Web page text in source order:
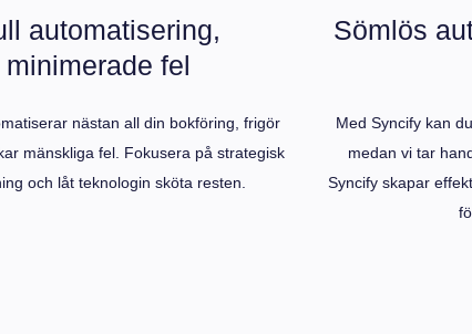
automatisering,
minimerade fel
nästan all din bokföring, frigör
mänskliga fel. Fokusera på strategisk
och låt teknologin sköta resten.
Sömlös
Med Syncify kan
medan vi tar
Syncify skapar